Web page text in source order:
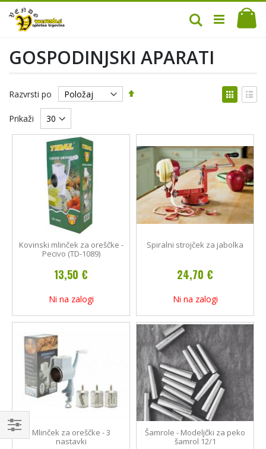
Iskanje
GOSPODINJSKI APARATI
Razvrsti po
Nastavi
kot
Prikaži
Kovinski mlinček za oreščke -
Pecivo (TD-1089)
13,50 €
Ni na zalogi
Spiralni strojček za jabolka
24,70 €
Ni na zalogi
Mlinček za oreščke - 3
nastavki
Šamrole - Modeljčki za peko
šamrol 12/1
Kupujte